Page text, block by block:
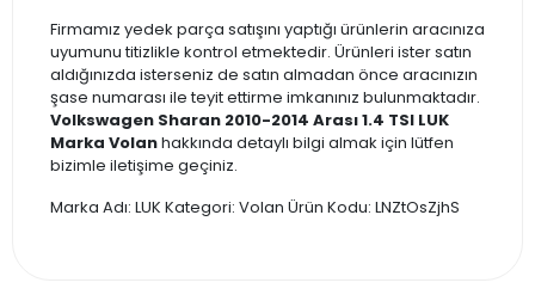
Firmamız yedek parça satışını yaptığı ürünlerin aracınıza
uyumunu titizlikle kontrol etmektedir. Ürünleri ister satın
aldığınızda isterseniz de satın almadan önce aracınızın
şase numarası ile teyit ettirme imkanınız bulunmaktadır.
Volkswagen Sharan 2010-2014 Arası 1.4 TSI LUK
Marka Volanhakkında detaylı bilgi almak için lütfen
bizimle iletişime geçiniz.
Marka Adı: LUK Kategori: Volan Ürün Kodu: LNZtOsZjhS